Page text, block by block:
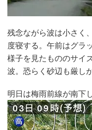
残念ながら波は小さく
度寝する。午前はグラ
様子を見たもののサイ
波。恐らく砂辺も厳し
明日は梅雨前線が南下